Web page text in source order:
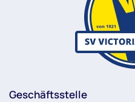
Geschäftsstelle